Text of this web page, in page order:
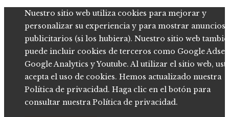
Nuestro sitio web utiliza cookies para mejorar y
personalizar su experiencia y para mostrar anuncios
publicitarios (si los hubiera). Nuestro sitio web
puede incluir cookies de terceros como Google
Google Analytics y Youtube. Al utilizar el sitio web,
acepta el uso de cookies. Hemos actualizado nuestra
Política de privacidad. Haga clic en el botón para
consultar nuestra Política de privacidad.